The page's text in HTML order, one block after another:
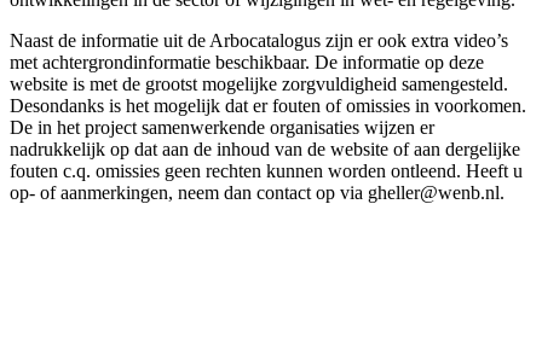
Naast de informatie uit de Arbocatalogus zijn er ook extra video’s
met achtergrondinformatie beschikbaar. De informatie op deze
website is met de grootst mogelijke zorgvuldigheid samengesteld.
Desondanks is het mogelijk dat er fouten of omissies in voorkomen.
De in het project samenwerkende organisaties wijzen er
nadrukkelijk op dat aan de inhoud van de website of aan dergelijke
fouten c.q. omissies geen rechten kunnen worden ontleend. Heeft u
op- of aanmerkingen, neem dan contact op via gheller@wenb.nl.